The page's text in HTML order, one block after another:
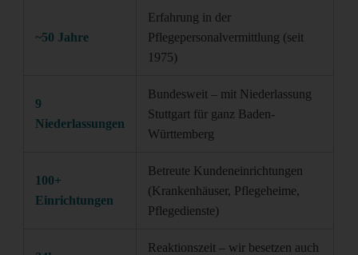
~50 Jahre
Erfahrung in der
Pflegepersonalvermittlung (seit
1975)
9
Niederlassungen
Bundesweit – mit Niederlassung
Stuttgart für ganz Baden-
Württemberg
100+
Einrichtungen
Betreute Kundeneinrichtungen
(Krankenhäuser, Pflegeheime,
Pflegedienste)
Reaktionszeit – wir besetzen auch